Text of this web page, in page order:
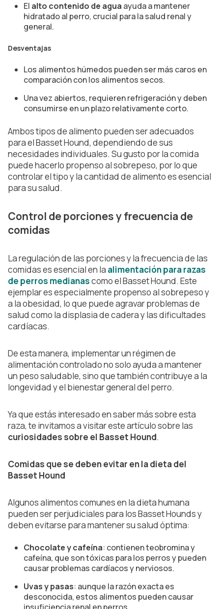
El alto contenido de agua ayuda a mantener
hidratado al perro, crucial para la salud renal y
general.
Desventajas
Los alimentos húmedos pueden ser más caros en
comparación con los alimentos secos.
Una vez abiertos, requieren refrigeración y deben
consumirse en un plazo relativamente corto.
Ambos tipos de alimento pueden ser adecuados
para el Basset Hound, dependiendo de sus
necesidades individuales. Su gusto por la comida
puede hacerlo propenso al sobrepeso, por lo que
controlar el tipo y la cantidad de alimento es esencial
para su salud.
Control de porciones y frecuencia de
comidas
La regulación de las porciones y la frecuencia de las
comidas es esencial en la alimentación para razas
de perros medianascomo el Basset Hound. Este
ejemplar es especialmente propenso al sobrepeso y
a la obesidad, lo que puede agravar problemas de
salud como la displasia de cadera y las dificultades
cardíacas.
De esta manera, implementar un régimen de
alimentación controlado no solo ayuda a mantener
un peso saludable, sino que también contribuye a la
longevidad y el bienestar general del perro.
Ya que estás interesado en saber más sobre esta
raza, te invitamos a visitar este artículo sobre las
curiosidades sobre el Basset Hound.
Comidas que se deben evitar en la dieta del
Basset Hound
Algunos alimentos comunes en la dieta humana
pueden ser perjudiciales para los Basset Hounds y
deben evitarse para mantener su salud óptima:
Chocolate y cafeína: contienen teobromina y
cafeína, que son tóxicas para los perros y pueden
causar problemas cardíacos y nerviosos.
Uvas y pasas: aunque la razón exacta es
desconocida, estos alimentos pueden causar